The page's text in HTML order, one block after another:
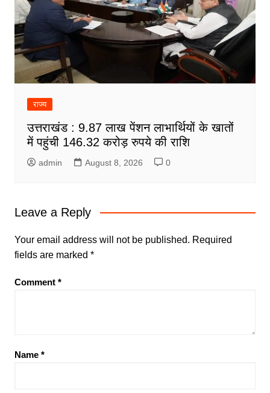
राज्य
उत्तराखंड : 9.87 लाख पेंशन लाभार्थियों के खातों
में पहुंची 146.32 करोड़ रुपये की राशि
admin August 8, 2026 0
Leave a Reply
Your email address will not be published. Required
fields are marked *
Comment *
Name *